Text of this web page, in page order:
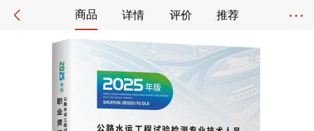
商品 详情 评价 推荐